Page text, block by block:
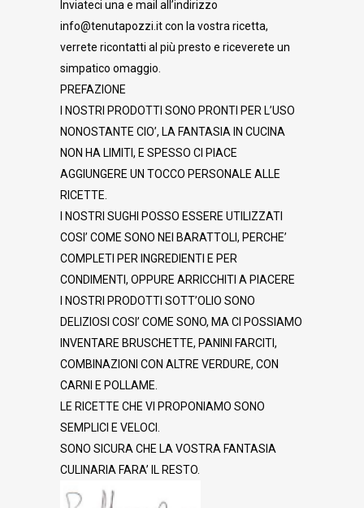
Inviateci una e mail all’indirizzo
info@tenutapozzi.it con la vostra ricetta,
verrete ricontatti al più presto e riceverete un
simpatico omaggio.
PREFAZIONE
I NOSTRI PRODOTTI SONO PRONTI PER L’USO
NONOSTANTE CIO’, LA FANTASIA IN CUCINA
NON HA LIMITI, E SPESSO CI PIACE
AGGIUNGERE UN TOCCO PERSONALE ALLE
RICETTE.
I NOSTRI SUGHI POSSO ESSERE UTILIZZATI
COSI’ COME SONO NEI BARATTOLI, PERCHE’
COMPLETI PER INGREDIENTI E PER
CONDIMENTI, OPPURE ARRICCHITI A PIACERE
I NOSTRI PRODOTTI SOTT’OLIO SONO
DELIZIOSI COSI’ COME SONO, MA CI POSSIAMO
INVENTARE BRUSCHETTE, PANINI FARCITI,
COMBINAZIONI CON ALTRE VERDURE, CON
CARNI E POLLAME.
LE RICETTE CHE VI PROPONIAMO SONO
SEMPLICI E VELOCI.
SONO SICURA CHE LA VOSTRA FANTASIA
CULINARIA FARA’ IL RESTO.